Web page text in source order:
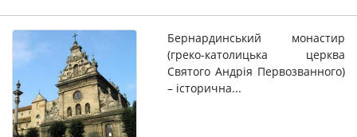
Бернардинський монастир
(греко-католицька церква
Святого Андрія Первозванного)
– історична...